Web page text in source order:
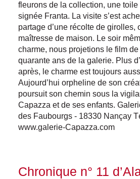
fleurons de la collection, une
signée Franta. La visite s’est
partage d’une récolte de girolles,
maîtresse de maison. Le soir
charme, nous projetions le film
quarante ans de la galerie. Plus
après, le charme est toujours
Aujourd’hui orpheline de son
poursuit son chemin sous la
Capazza et de ses enfants.
des Faubourgs - 18330 Nançay
www.galerie-Capazza.com
Chronique n° 11